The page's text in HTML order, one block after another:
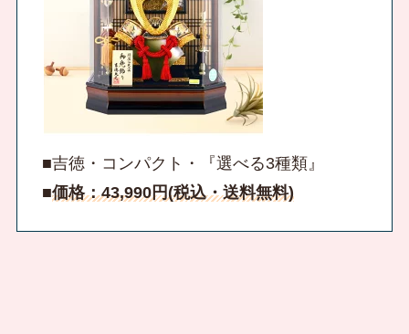
■吉徳・コンパクト・『選べる3種類』
■価格：43,990円(税込・送料無料)